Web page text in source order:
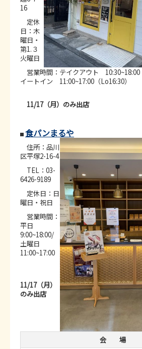
16
定休
日：木
曜日・
第1.３
火曜日
営業時間：テイクアウト 10:30~18:00
イートイン 11:00~17:00（Lo16:30）
11/17（月）のみ出店
食パンまるや
住所：品川
区平塚2-16-4
TEL：03-
6426-9189
定休日：日
曜日・祝日
営業時間：
平日
9:00~18:00/
土曜日
11:00~17:00
11/17（月）
のみ出店
会 場